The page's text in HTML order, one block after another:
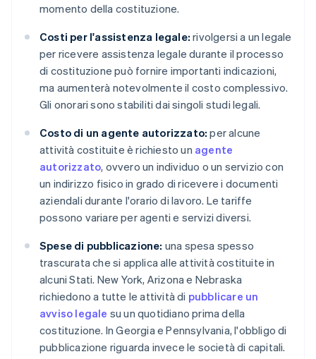
momento della costituzione.
Costi per l'assistenza legale: rivolgersi a un legale
per ricevere assistenza legale durante il processo
di costituzione può fornire importanti indicazioni,
ma aumenterà notevolmente il costo complessivo.
Gli onorari sono stabiliti dai singoli studi legali.
Costo di un agente autorizzato: per alcune
attività costituite è richiesto un agente
autorizzato, ovvero un individuo o un servizio con
un indirizzo fisico in grado di ricevere i documenti
aziendali durante l'orario di lavoro. Le tariffe
possono variare per agenti e servizi diversi.
Spese di pubblicazione: una spesa spesso
trascurata che si applica alle attività costituite in
alcuni Stati. New York, Arizona e Nebraska
richiedono a tutte le attività di pubblicare un
avviso legale su un quotidiano prima della
costituzione. In Georgia e Pennsylvania, l'obbligo di
pubblicazione riguarda invece le società di capitali.